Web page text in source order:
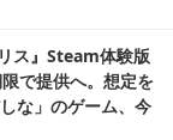
ス』Steam体験版
で提供へ。想定を
な」のゲーム、今